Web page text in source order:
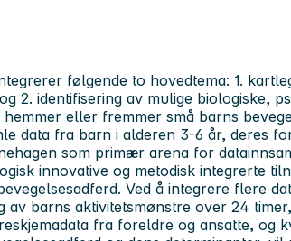
følgende to hovedtema: 1.
2. identifisering av mulige biologiske,
eller fremmer små barns
data fra barn i alderen 3-6 år, deres
som primær arena for
innovative og metodisk integrerte
Ved å integrere flere
av barns aktivitetsmønstre over 24
fra foreldre og ansatte, og